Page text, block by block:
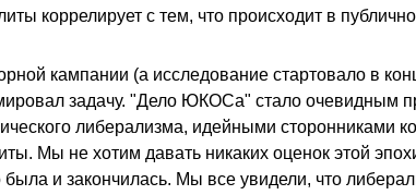
коррелирует с тем, что происходит в
кампании (а исследование стартовало в
задачу. "Дело ЮКОСа" стало очевидным
либерализма, идейными сторонниками
Мы не хотим давать никаких оценок этой
и закончилась. Мы все увидели, что